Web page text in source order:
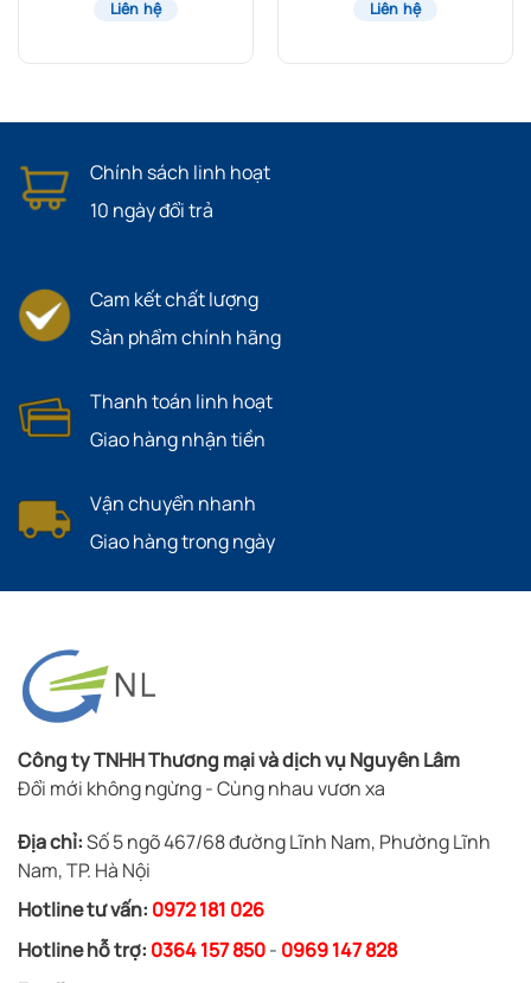
Liên hệ Liên hệ
Chính sách linh hoạt
10 ngày đổi trả
Cam kết chất lượng
Sản phẩm chính hãng
Thanh toán linh hoạt
Giao hàng nhận tiền
Vận chuyển nhanh
Giao hàng trong ngày
Công ty TNHH Thương mại và dịch vụ Nguyên Lâm
Đổi mới không ngừng - Cùng nhau vươn xa
Địa chỉ:Số 5 ngõ 467/68 đường Lĩnh Nam, Phường Lĩnh
Nam, TP. Hà Nội
Hotline tư vấn: 0972 181 026
Hotline hỗ trợ: 0364 157 850- 0969 147 828